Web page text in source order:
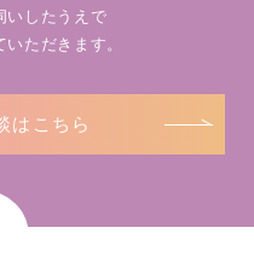
いしたうえで
ただきます。
はこちら